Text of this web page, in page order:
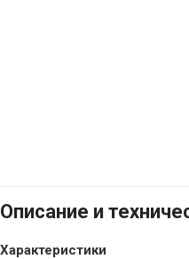
Описание и
Характеристики